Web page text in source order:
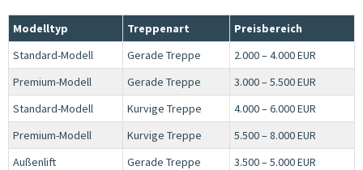
Modelltyp Treppenart
Preisbereich
Standard-Modell
Gerade Treppe
2.000 – 4.000 EUR
Premium-Modell
Gerade Treppe
3.000 – 5.500 EUR
Standard-Modell
Kurvige Treppe
4.000 – 6.000 EUR
Premium-Modell
Kurvige Treppe
5.500 – 8.000 EUR
Außenlift
Gerade Treppe
3.500 – 5.000 EUR